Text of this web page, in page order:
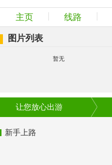
主页 线路
图片列表
暂无
让您放心出游
新手上路